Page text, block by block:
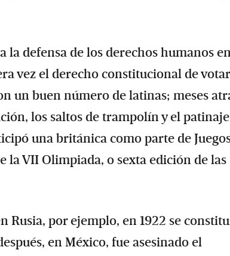
la defensa de los derechos humanos
vez el derecho constitucional de votar
un buen número de latinas; meses
los saltos de trampolín y el patinaje
una británica como parte de
la VII Olimpiada, o sexta edición de las
Rusia, por ejemplo, en 1922 se
en México, fue asesinado el